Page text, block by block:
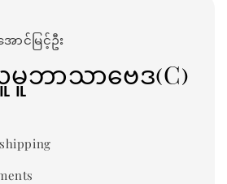
ာင်မြင့်ဦး
ာသာဗေဒ(C)